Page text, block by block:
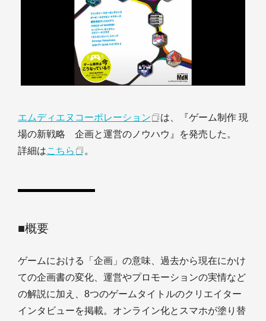
エムディエヌコーポレーション
は、『ゲーム制作 現
場の新戦略 企画と運営のノウハウ』を発売した。
詳細はこちら 。
■概要
ゲームにおける「企画」の意味、過去から現在にかけ
ての企画書の変化、運営やプロモーションの実情など
の解説に加え、8つのゲームタイトルのクリエイター
インタビューを掲載。オンライン化とスマホが塗り替